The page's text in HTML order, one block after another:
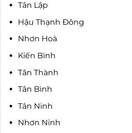
Tân Lập
Hậu Thạnh Đông
Nhơn Hoà
Kiến Bình
Tân Thành
Tân Bình
Tân Ninh
Nhơn Ninh